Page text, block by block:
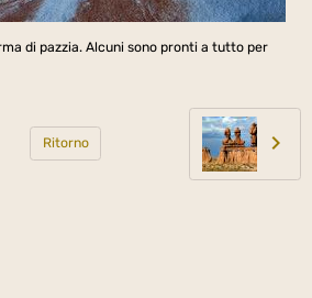
di pazzia. Alcuni sono pronti a tutto per
Ritorno